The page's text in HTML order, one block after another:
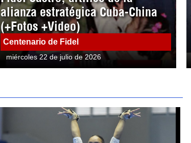
alianza estratégica Cuba-China
(+Fotos +Video)
Centenario de Fidel
miércoles 22 de julio de 2026